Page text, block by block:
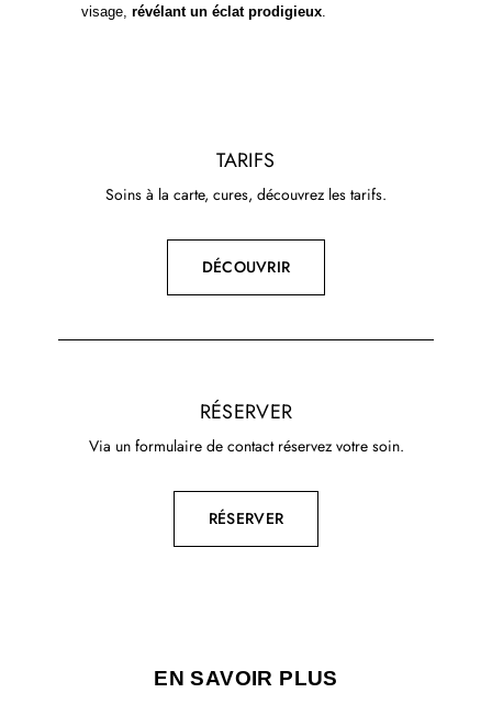
visage,révélant un éclat prodigieux.
TARIFS
Soins à la carte, cures, découvrez les tarifs.
DÉCOUVRIR
RÉSERVER
Via un formulaire de contact réservez votre soin.
RÉSERVER
EN SAVOIR PLUS